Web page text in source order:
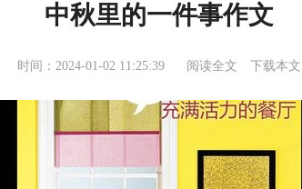
中秋里的一件事作文
时间：2024-01-02 11:25:39 阅读全文 下载本文